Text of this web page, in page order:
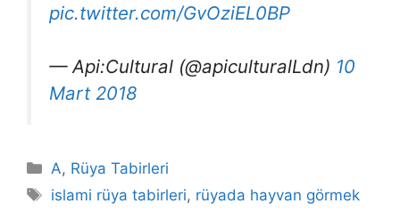
pic.twitter.com/GvOziEL0BP
— Api:Cultural (@apiculturalLdn) 10
Mart 2018
Kategoriler
A, Rüya Tabirleri
Etiketler
islami rüya tabirleri, rüyada hayvan görmek